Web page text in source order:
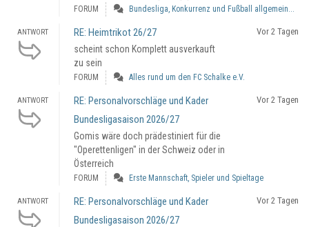
FORUM Bundesliga, Konkurrenz und Fußball allgemein...
ANTWORT RE: Heimtrikot 26/27
scheint schon Komplett ausverkauft
zu sein
Vor 2 Tagen
FORUM Alles rund um den FC Schalke e.V.
ANTWORT
RE: Personalvorschläge und Kader
Bundesligasaison 2026/27
Gomis wäre doch prädestiniert für die
"Operettenligen" in der Schweiz oder in
Österreich
Vor 2 Tagen
FORUM Erste Mannschaft, Spieler und Spieltage
ANTWORT
RE: Personalvorschläge und Kader
Bundesligasaison 2026/27
Vor 2 Tagen